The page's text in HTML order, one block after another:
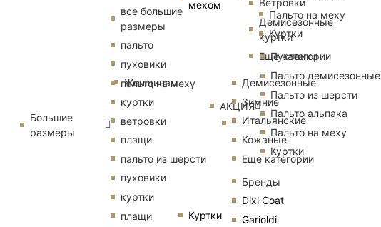
Женщинам
мехом
Ветровки
Демисезонные
куртки
Еще категории
Куртки
Демисезонные
Зимние
Итальянские
Кожаные
Еще категории
Бренды
Dixi Coat
Garioldi
Большие
размеры
все большие
размеры
пальто
пуховики
пальто на меху
куртки
ветровки
плащи
пальто из шерсти
пуховики
куртки
плащи
Пальто на меху
Куртки
АКЦИЯ
Пуховики
Пальто демисезонные
Пальто из шерсти
Пальто альпака
Пальто на меху
Куртки